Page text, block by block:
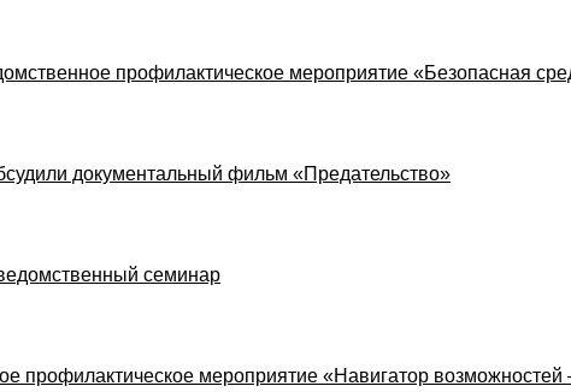
профилактическое мероприятие «Безопасная
документальный фильм «Предательство»
семинар
профилактическое мероприятие «Навигатор